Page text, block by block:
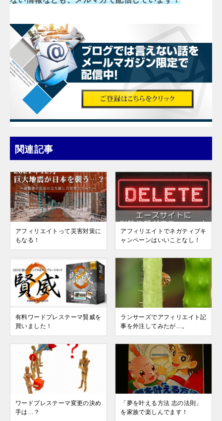
関連記事
アフィリエイトって災害対策に
もなる！
アフィリエイトでネガティブキ
ャンペーンはいいことなし！
有料ワードプレステーマ賢威を
買いました！
ランサーズでアフィリエイト記
事を外注してみたが…。
ワードプレステーマ変更の決め
手は…？
「夢を叶える方法 志の法則」
を家族で楽しんでます！